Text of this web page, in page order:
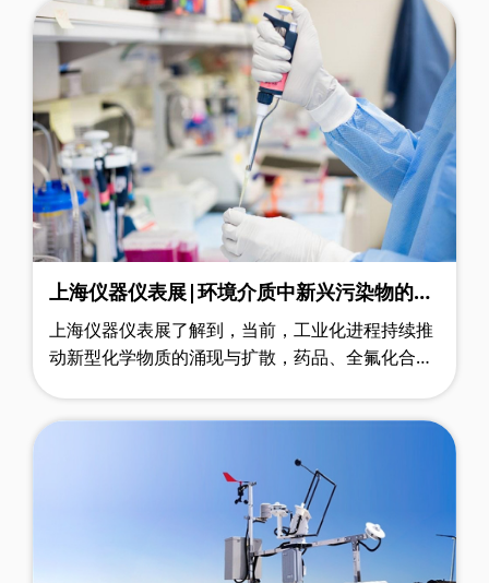
上海仪器仪表展|环境介质中新兴污染物的识
别与测析技术演进
上海仪器仪表展了解到，当前，工业化进程持续推
动新型化学物质的涌现与扩散，药品、全氟化合